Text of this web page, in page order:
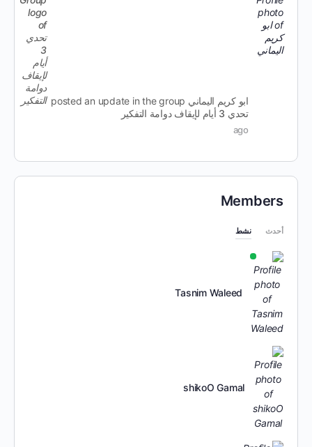
ابو كريم اليماني
تحدي 3 أيام لإيقاف دوامة التفكير
ago
Members
أحدث نشط
Tasnim Waleed
shikoO Gamal